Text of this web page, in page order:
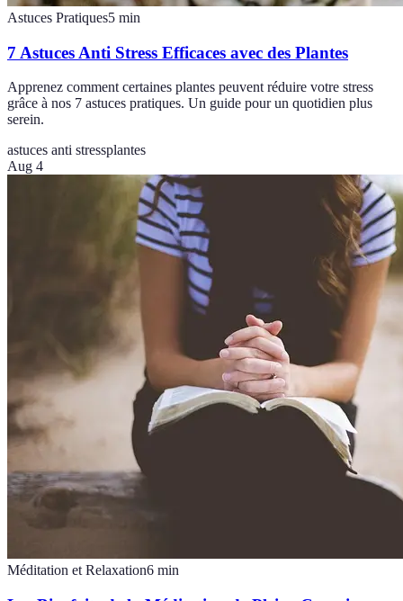
Astuces Pratiques5 min
7 Astuces Anti Stress Efficaces avec des Plantes
Apprenez comment certaines plantes peuvent réduire votre stress
grâce à nos 7 astuces pratiques. Un guide pour un quotidien plus
serein.
astuces anti stressplantes
Aug 4
Méditation et Relaxation6 min